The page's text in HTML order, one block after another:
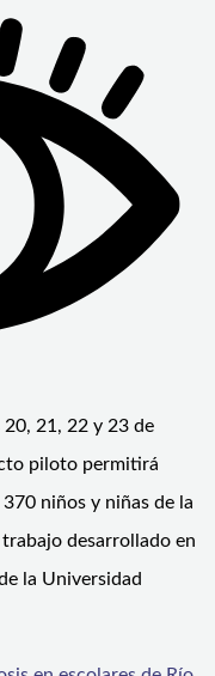
20, 21, 22 y 23 de
piloto permitirá
niños y niñas de la
desarrollado en
la Universidad